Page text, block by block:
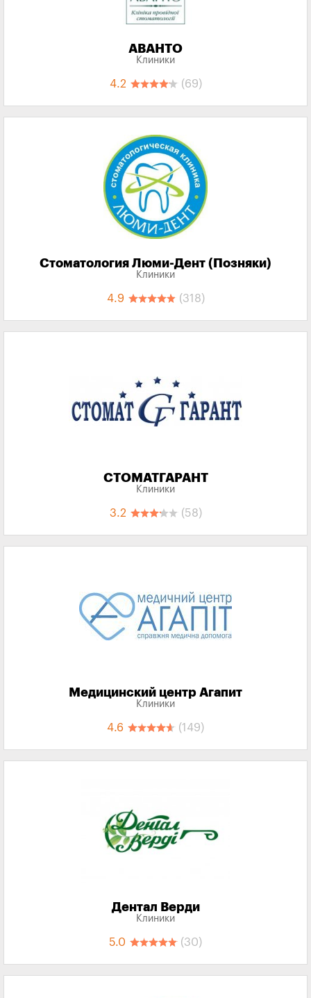
АВАНТО
Клиники
4.2 (69)
Стоматология Люми-Дент (Позняки)
Клиники
4.9 (318)
СТОМАТГАРАНТ
Клиники
3.2 (58)
Медицинский центр Агапит
Клиники
4.6 (149)
Дентал Верди
Клиники
5.0 (30)